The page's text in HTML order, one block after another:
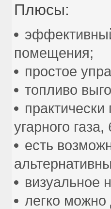
Плюсы:
помещения;
простое
топливо
практически
угарного
есть
визуальное
легко можно